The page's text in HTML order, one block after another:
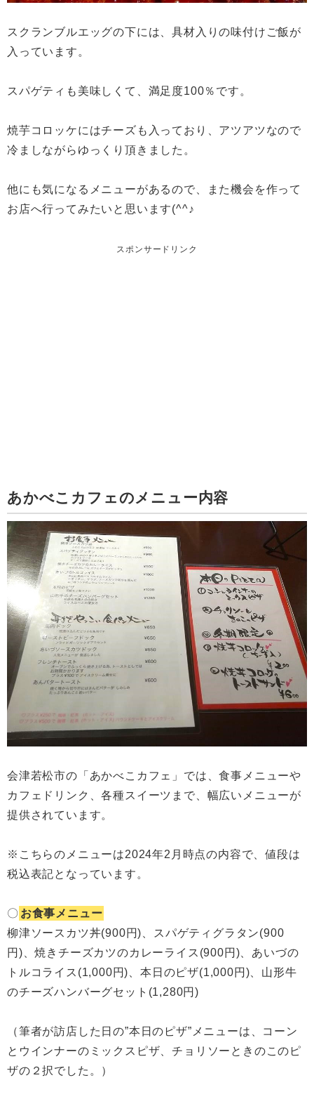
スクランブルエッグの下には、具材入りの味付けご飯が
入っています。
スパゲティも美味しくて、満足度100％です。
焼芋コロッケにはチーズも入っており、アツアツなので
冷ましながらゆっくり頂きました。
他にも気になるメニューがあるので、また機会を作って
お店へ行ってみたいと思います(^^♪
スポンサードリンク
あかべこカフェのメニュー内容
会津若松市の「あかべこカフェ」では、食事メニューや
カフェドリンク、各種スイーツまで、幅広いメニューが
提供されています。
※こちらのメニューは2024年2月時点の内容で、値段は
税込表記となっています。
〇 お食事メニュー
柳津ソースカツ丼(900円)、スパゲティグラタン(900
円)、焼きチーズカツのカレーライス(900円)、あいづの
トルコライス(1,000円)、本日のピザ(1,000円)、山形牛
のチーズハンバーグセット(1,280円)
（筆者が訪店した日の”本日のピザ”メニューは、コーン
とウインナーのミックスピザ、チョリソーときのこのピ
ザの２択でした。）